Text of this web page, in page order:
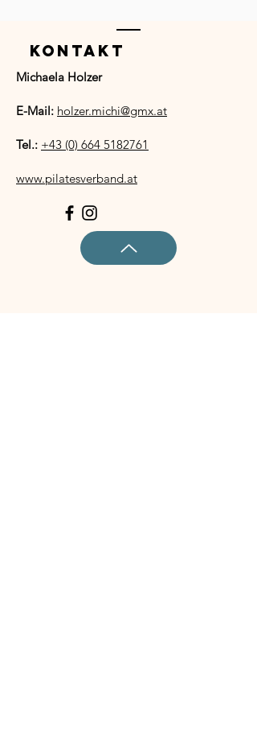
KONTAKT
Michaela Holzer
E-Mail: holzer.michi@gmx.at
Tel.: +43 (0) 664 5182761
www.pilatesverband.at